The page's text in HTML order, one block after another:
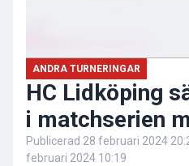
ANDRA TURNERINGAR
HC Lidköping
i matchserien
Publicerad 28 februari 2024
februari 2024 10:19